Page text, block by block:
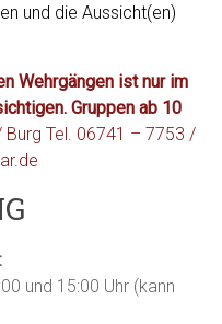
und die Aussicht(en)
Wehrgängen ist nur im
Gruppen ab 10
Burg Tel. 06741 – 7753 /
und 15:00 Uhr (kann